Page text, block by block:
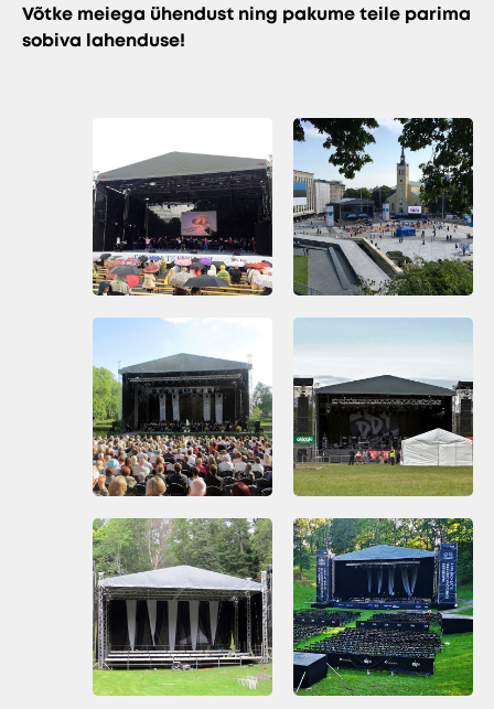
Võtke meiega ühendust ning pakume teile parima
sobiva lahenduse!